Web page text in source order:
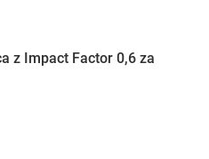
z Impact Factor 0,6 za